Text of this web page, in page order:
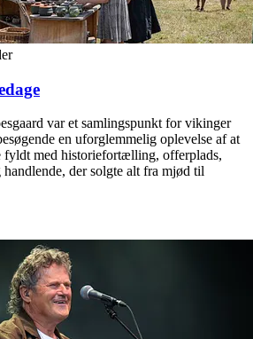
var et samlingspunkt for vikinger
en uforglemmelig oplevelse af at
med historiefortælling, offerplads,
der solgte alt fra mjød til